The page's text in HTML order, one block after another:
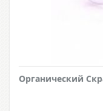
Органический